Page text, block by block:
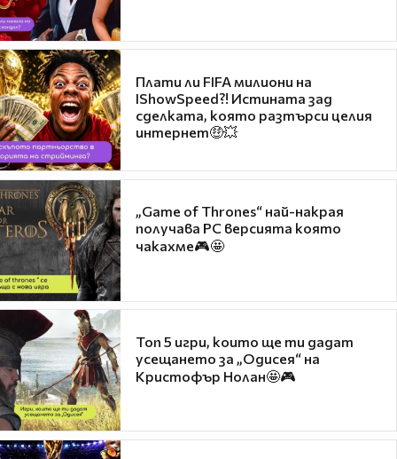
Плати ли FIFA милиони на
IShowSpeed?! Истината зад
сделката, която разтърси целия
интернет🤑💥
„Game of Thrones“ най-накрая
получава PC версията която
чакахме🎮🤩
Топ 5 игри, които ще ти дадат
усещането за „Одисея“ на
Кристофър Нолан🤩🎮